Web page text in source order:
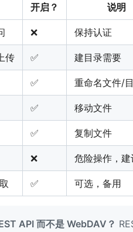
开启？ 说明
❌ 保持认证
传 ✅ 建目录需要
✅ 重命名文件/
✅ 移动文件
✅ 复制文件
❌ 危险操作，
✅ 可选，备用
API 而不是 WebDAV？